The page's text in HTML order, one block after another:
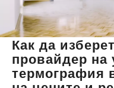
Как да
провайдер на
термография